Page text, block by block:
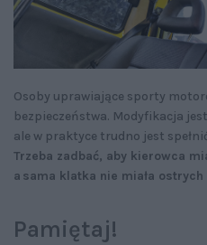
Osoby uprawiające sporty
bezpieczeństwa. Modyfikacja
ale w praktyce trudno jest
Trzeba zadbać, aby kierowca
a sama klatka nie miała
Pamiętaj!